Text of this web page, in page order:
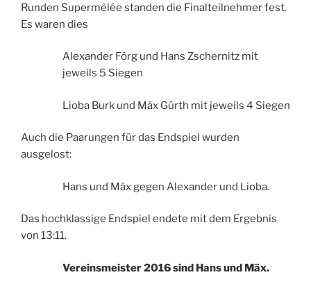
Runden Supermêlée standen die Finalteilnehmer fest.
Es waren dies
Alexander Förg und Hans Zschernitz mit
jeweils 5 Siegen
Lioba Burk und Mäx Gürth mit jeweils 4 Siegen
Auch die Paarungen für das Endspiel wurden
ausgelost:
Hans und Mäx gegen Alexander und Lioba.
Das hochklassige Endspiel endete mit dem Ergebnis
von 13:11.
Vereinsmeister 2016 sind Hans und Mäx.